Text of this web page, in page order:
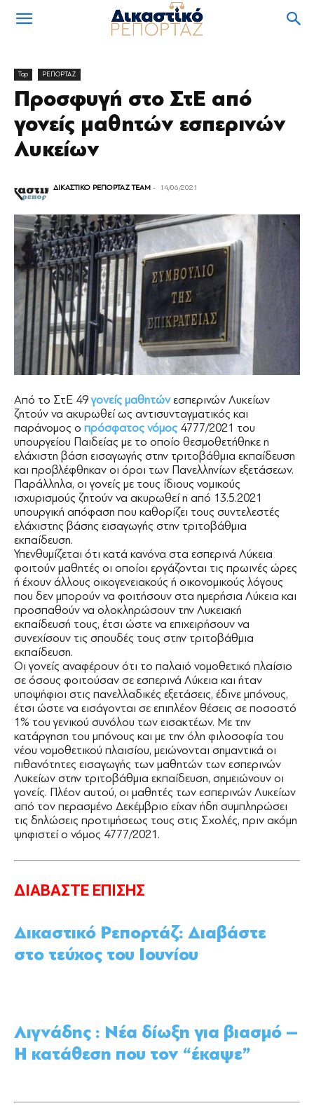
Top ΡΕΠΟΡΤΑΖ
Προσφυγή στο ΣτΕ από
γονείς μαθητών εσπερινών
Λυκείων
ΔΙΚΑΣΤΙΚΟ ΡΕΠΟΡΤΑΖ TEAM - 14/06/2021
Από το ΣτΕ 49γονείς μαθητώνεσπερινών Λυκείων
ζητούν να ακυρωθεί ως αντισυνταγματικός και
παράνομος ο πρόσφατος νόμος 4777/2021 του
υπουργείου Παιδείας με το οποίο θεσμοθετήθηκε η
ελάχιστη βάση εισαγωγής στην τριτοβάθμια εκπαίδευση
και προβλέφθηκαν οι όροι των Πανελληνίων εξετάσεων.
Παράλληλα, οι γονείς με τους ίδιους νομικούς
ισχυρισμούς ζητούν να ακυρωθεί η από 13.5.2021
υπουργική απόφαση που καθορίζει τους συντελεστές
ελάχιστης βάσης εισαγωγής στην τριτοβάθμια
εκπαίδευση.
Υπενθυμίζεται ότι κατά κανόνα στα εσπερινά Λύκεια
φοιτούν μαθητές οι οποίοι εργάζονται τις πρωινές ώρες
ή έχουν άλλους οικογενειακούς ή οικονομικούς λόγους
που δεν μπορούν να φοιτήσουν στα ημερήσια Λύκεια και
προσπαθούν να ολοκληρώσουν την Λυκειακή
εκπαίδευσή τους, έτσι ώστε να επιχειρήσουν να
συνεχίσουν τις σπουδές τους στην τριτοβάθμια
εκπαίδευση.
Οι γονείς αναφέρουν ότι το παλαιό νομοθετικό πλαίσιο
σε όσους φοιτούσαν σε εσπερινά Λύκεια και ήταν
υποψήφιοι στις πανελλαδικές εξετάσεις, έδινε μπόνους,
έτσι ώστε να εισάγονται σε επιπλέον θέσεις σε ποσοστό
1% του γενικού συνόλου των εισακτέων. Με την
κατάργηση του μπόνους και με την όλη φιλοσοφία του
νέου νομοθετικού πλαισίου, μειώνονται σημαντικά οι
πιθανότητες εισαγωγής των μαθητών των εσπερινών
Λυκείων στην τριτοβάθμια εκπαίδευση, σημειώνουν οι
γονείς. Πλέον αυτού, οι μαθητές των εσπερινών Λυκείων
από τον περασμένο Δεκέμβριο είχαν ήδη συμπληρώσει
τις δηλώσεις προτιμήσεως τους στις Σχολές, πριν ακόμη
ψηφιστεί ο νόμος 4777/2021.
ΔΙΑΒΑΣΤΕ ΕΠΙΣΗΣ
Δικαστικό Ρεπορτάζ: Διαβάστε
στο τεύχος του Ιουνίου
Λιγνάδης : Νέα δίωξη για βιασμό –
Η κατάθεση που τον “έκαψε”